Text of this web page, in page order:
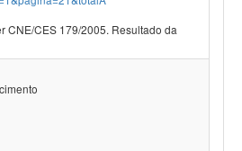
CNE/CES 179/2005. Resultado da